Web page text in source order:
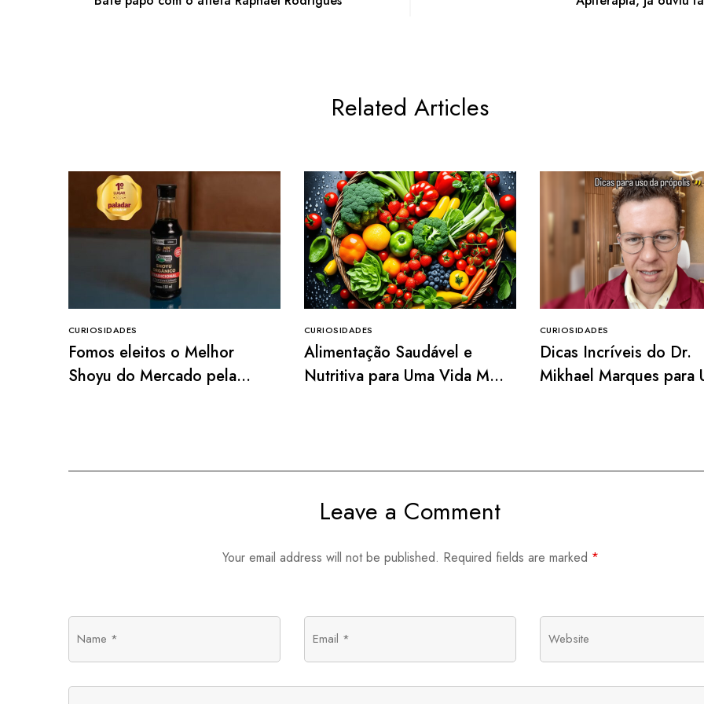
Related Articles
CURIOSIDADES
Fomos eleitos o Melhor
Shoyu do Mercado pela
CURIOSIDADES
Alimentação Saudável e
Nutritiva para Uma Vida Mais
CURIOSIDADES
Dicas Incríveis do Dr.
Mikhael Marques para
Leave a Comment
Your email address will not be published. Required fields are marked *